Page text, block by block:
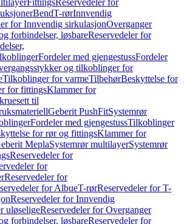
FittingsReservedeler for
BendT-rørInnvendig
for Innvendig sirkulasjonOverganger
forbindelser, løsbareReservedeler for
Fordeler med gjengestussFordeler
og tilkoblinger for
Tilkoblinger for varmeTilbehørBeskyttelse for
for fittingsKlammer for
til
Geberit PushFitSystemrør
Fordeler med gjengestussTilkoblinger
for rør og fittingsKlammer for
MeplaSystemrør multilayerSystemrør
Reservedeler for
for
Reservedeler for
for AlbueT-rørReservedeler for T-
Reservedeler for Innvendig
uløseligeReservedeler for Overganger
forbindelser, løsbareReservedeler for